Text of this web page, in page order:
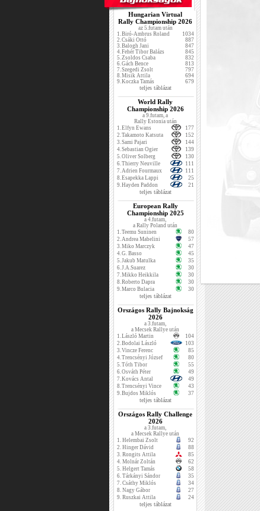
Hungarian Virtual
Rally Championship 2026
az 5.futam után
1.Biró-Ambrus Roland
1034
2.Csáki Ottó
887
3.Balogh Jani
847
4.Fehér Tibor Balázs
845
5.Zsoldos Csaba
832
6.Gách Bence
813
7.Szegedi Zsolt
797
8.Misik Attila
694
9.Koczka Tamás 679
teljes táblázat
World Rally
Championship 2026
a 9.futam, a
Rally Estonia után
1.Elfyn Ewans
177
2.Takamoto Katsuta
152
3.Sami Pajari
144
4.Sebastian Ogier
139
5.Oliver Solberg
130
6.Thierry Neuville
111
7.Adrien Fourmaux
111
8.Esapekka Lappi
25
9.Hayden Paddon 21
teljes táblázat
European Rally
Championship 2025
a 4.futam,
a Rally Poland után
1.Teemu Suninen
80
2.Andrea Mabelini
57
3.Miko Marczyk
47
4.G. Basso
45
5.Jakub Matulka
35
6.J.A.Suarez
30
7.Mikko Heikkila
30
8.Roberto Dapra
30
9.Marco Bulacia 30
teljes táblázat
Országos Rally Bajnokság
2026
a 3.futam,
a Mecsek Rallye után
1.László Martin
104
2.Bodolai László
103
3.Vincze Ferenc
85
4.Trencsényi József
80
5.Tóth Tibor
55
6.Osváth Péter
49
7.Kovács Antal
49
8.Trencsényi Vince
43
9.Bujdos Miklós 37
teljes táblázat
Országos Rally Challenge
2026
a 3.futam,
a Mecsek Rallye után
1. Helembai Zsolt
92
2. Hinger Dávid
88
3. Rongits Attila
85
4. Molnár Zoltán
62
5. Helgert Tamás
58
6. Tárkányi Sándor
35
7. Csáthy Miklós
34
8. Nagy Gábor
27
9. Ruszkai Attila 24
teljes táblázat